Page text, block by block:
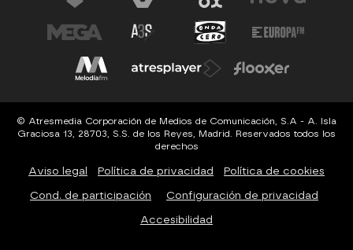
© Atresmedia Corporación de Medios de Comunicación, S.A - A. Isla
Graciosa 13, 28703, S.S. de los Reyes, Madrid. Reservados todos los
derechos
Aviso legal Política de privacidad Política de cookies
Cond. de participación Configuración de privacidad
Accesibilidad